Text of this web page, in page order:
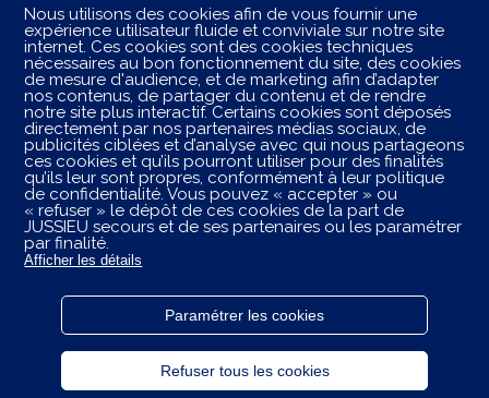
Nous utilisons des cookies afin de vous fournir une
expérience utilisateur fluide et conviviale sur notre site
internet. Ces cookies sont des cookies techniques
nécessaires au bon fonctionnement du site, des cookies
de mesure d'audience, et de marketing afin d’adapter
nos contenus, de partager du contenu et de rendre
notre site plus interactif. Certains cookies sont déposés
directement par nos partenaires médias sociaux, de
publicités ciblées et d’analyse avec qui nous partageons
ces cookies et qu’ils pourront utiliser pour des finalités
qu’ils leur sont propres, conformément à leur politique
de confidentialité. Vous pouvez « accepter » ou
« refuser » le dépôt de ces cookies de la part de
JUSSIEU secours et de ses partenaires ou les paramétrer
par finalité.
Afficher les détails
Paramétrer les cookies
Refuser tous les cookies
ENVOYER
Les centres ambulancierJUSSIEUsecours autour de
vous
Les centres ambulancierJUSSIEUsecours dans les
villes à proximité
Trouvez votre centre JUSSIEU secours
Chantonnay
Plan du site